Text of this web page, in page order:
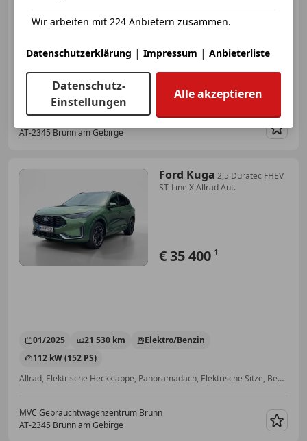
05/2023 59 865 km
Elektro/Benzin
MVC Gebrauchtwagenzentrum Brunn
AT-2345 Brunn am Gebirge
Ford Kuga 2,5 Duratec FHEV
ST-Line X Allrad Aut.
€ 35 400 1
01/2025 21 530 km
Elektro/Benzin
112 kW (152 PS)
Allrad, Elektrische Heckklappe, Panoramadach, Elektrische Sitze, Beheizbare Frontscheibe, Abstandstempomat, Bordcomputer, Alarmanlage
MVC Gebrauchtwagenzentrum Brunn
AT-2345 Brunn am Gebirge
Wir arbeiten mit 224 Anbietern zusammen.
Datenschutzerklärung | Impressum | Anbieterliste
Datenschutz-
Einstellungen
Alle akzeptieren